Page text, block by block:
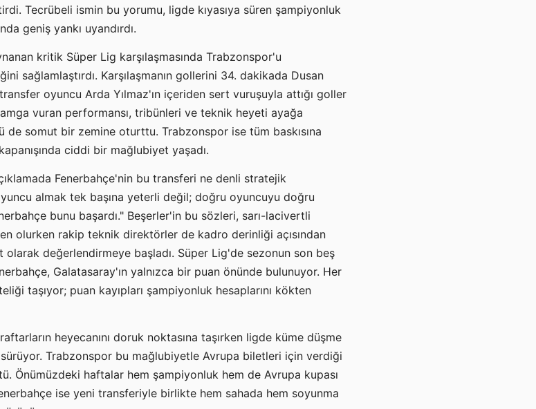
Tecrübeli ismin bu yorumu, ligde kıyasıya süren şampiyonluk
geniş yankı uyandırdı.
kritik Süper Lig karşılaşmasında Trabzonspor'u
sağlamlaştırdı. Karşılaşmanın gollerini 34. dakikada Dusan
oyuncu Arda Yılmaz'ın içeriden sert vuruşuyla attığı goller
vuran performansı, tribünleri ve teknik heyeti ayağa
de somut bir zemine oturttu. Trabzonspor ise tüm baskısına
ciddi bir mağlubiyet yaşadı.
Fenerbahçe'nin bu transferi ne denli stratejik
almak tek başına yeterli değil; doğru oyuncuyu doğru
bunu başardı." Beşerler'in bu sözleri, sarı-lacivertli
olurken rakip teknik direktörler de kadro derinliği açısından
değerlendirmeye başladı. Süper Lig'de sezonun son beş
Galatasaray'ın yalnızca bir puan önünde bulunuyor. Her
taşıyor; puan kayıpları şampiyonluk hesaplarını kökten
heyecanını doruk noktasına taşırken ligde küme düşme
Trabzonspor bu mağlubiyetle Avrupa biletleri için verdiği
Önümüzdeki haftalar hem şampiyonluk hem de Avrupa kupası
ise yeni transferiyle birlikte hem sahada hem soyunma